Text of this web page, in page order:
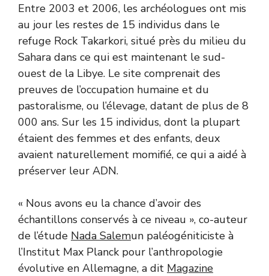
Entre 2003 et 2006, les archéologues ont mis
au jour les restes de 15 individus dans le
refuge Rock Takarkori, situé près du milieu du
Sahara dans ce qui est maintenant le sud-
ouest de la Libye. Le site comprenait des
preuves de l’occupation humaine et du
pastoralisme, ou l’élevage, datant de plus de 8
000 ans. Sur les 15 individus, dont la plupart
étaient des femmes et des enfants, deux
avaient naturellement momifié, ce qui a aidé à
préserver leur ADN.
« Nous avons eu la chance d’avoir des
échantillons conservés à ce niveau », co-auteur
de l’étude Nada Salemun paléogéniticiste à
l’Institut Max Planck pour l’anthropologie
évolutive en Allemagne, a dit Magazine